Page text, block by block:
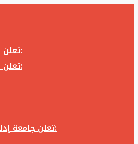
تعلن جامعة إدلب عن إجراء مناقصة (بالظرف المختوم) لشراء وتوريد كاميرا تصوير وعدسة كاميرا لزوم المكتب الإعلامي في جامعة إدلب وفق الآتي:
تعلن جامعة إدلب عن إجراء مناقصة (بالظرف المختوم) لشراء وتوريد كاميرا تصوير وعدسة كاميرا لزوم المكتب الإعلامي في جامعة إدلب وفق الآتي:
تعلن جامعة إدلب عن إجراء مناقصة (بالظرف المختوم) لشراء وتوريد زجاجيات ومواد مخبرية لزوم مخابر جامعة إدلب وفق الكميات والمواصفات المحددة أدناه: